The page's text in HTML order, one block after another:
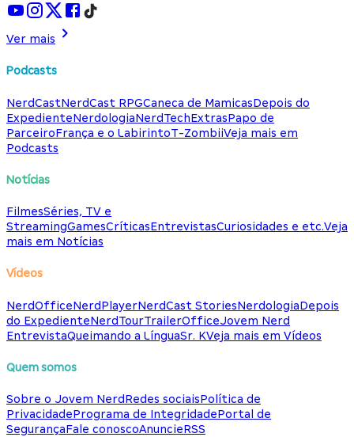
Ver mais
Podcasts
NerdCastNerdCast RPGCaneca de MamicasDepois do
ExpedienteNerdologiaNerdTechExtrasPapo de
ParceiroFrança e o LabirintoT-ZombiiVeja mais em
Podcasts
Notícias
FilmesSéries, TV e
StreamingGamesCríticasEntrevistasCuriosidades e etc.Veja
mais em Notícias
Vídeos
NerdOfficeNerdPlayerNerdCast StoriesNerdologiaDepois
do ExpedienteNerdTourTrailerOfficeJovem Nerd
EntrevistaQueimando a LínguaSr. KVeja mais em Vídeos
Quem somos
Sobre o Jovem NerdRedes sociaisPolítica de
PrivacidadePrograma de IntegridadePortal de
SegurançaFale conoscoAnuncieRSS